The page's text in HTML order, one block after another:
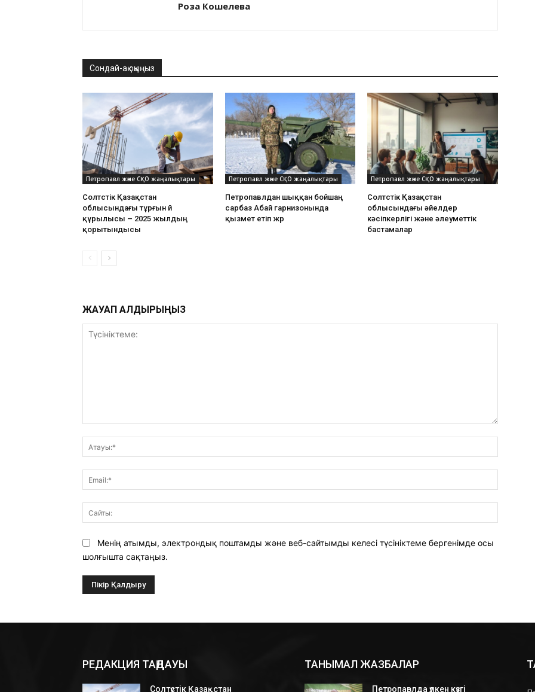
Роза Кошелева
Сондай-ақ оқыңыз
Петропавл және СҚО жаңалықтары
Солтүстік Қазақстан
облысындағы тұрғын үй
құрылысы – 2025 жылдың
қорытындысы
Петропавл және СҚО жаңалықтары
Петропавлдан шыққан бойшаң
сарбаз Абай гарнизонында
қызмет етіп жүр
Петропавл және СҚО жаңалықтары
Солтүстік Қазақстан
облысындағы әйелдер
кәсіпкерлігі және әлеуметтік
бастамалар
ЖАУАП ҚАЛДЫРЫҢЫЗ
Менің атымды, электрондық поштамды және веб-сайтымды келесі түсініктеме бергенімде осы
шолғышта сақтаңыз.
РЕДАКЦИЯ ТАҢДАУЫ
Солтүстік Қазақстан
ТАНЫМАЛ ЖАЗБАЛАР
Петропавлда үлкен күзгі